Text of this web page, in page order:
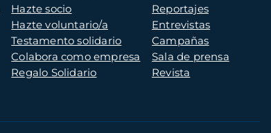
Hazte socio
Hazte voluntario/a
Testamento solidario
Colabora como empresa
Regalo Solidario
Reportajes
Entrevistas
Campañas
Sala de prensa
Revista